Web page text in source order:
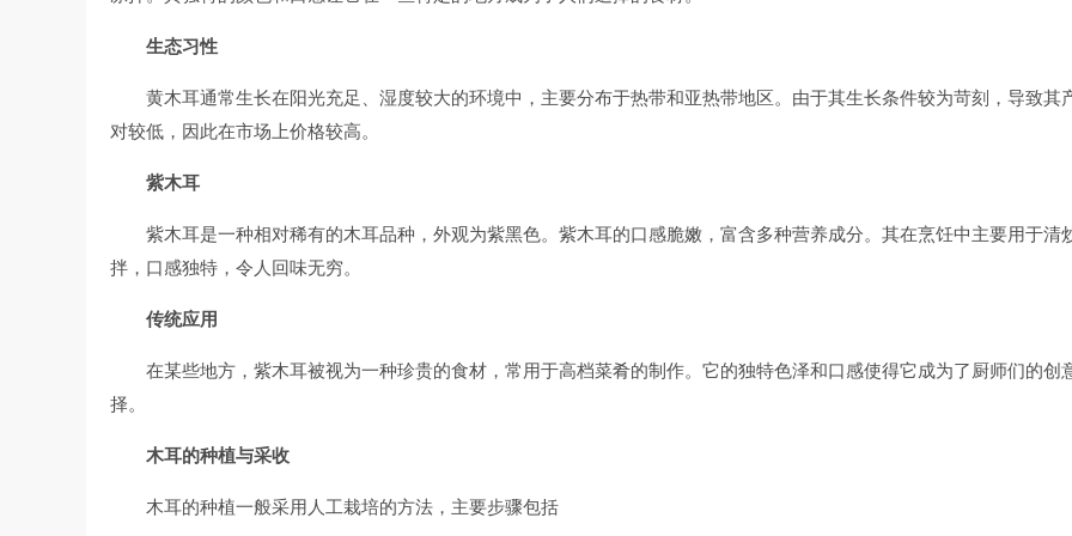
生态习性
黄木耳通常生长在阳光充足、湿度较大的环境中，主要分布于热带和亚热带地区。由于其生长条件较为苛刻，导致其
对较低，因此在市场上价格较高。
紫木耳
紫木耳是一种相对稀有的木耳品种，外观为紫黑色。紫木耳的口感脆嫩，富含多种营养成分。其在烹饪中主要用于清
拌，口感独特，令人回味无穷。
传统应用
在某些地方，紫木耳被视为一种珍贵的食材，常用于高档菜肴的制作。它的独特色泽和口感使得它成为了厨师们的创
择。
木耳的种植与采收
木耳的种植一般采用人工栽培的方法，主要步骤包括